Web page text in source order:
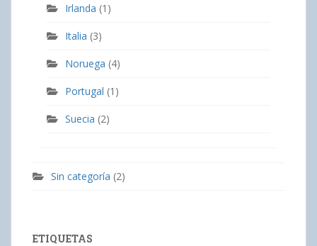
Irlanda (1)
Italia (3)
Noruega (4)
Portugal (1)
Suecia (2)
Sin categoría (2)
ETIQUETAS